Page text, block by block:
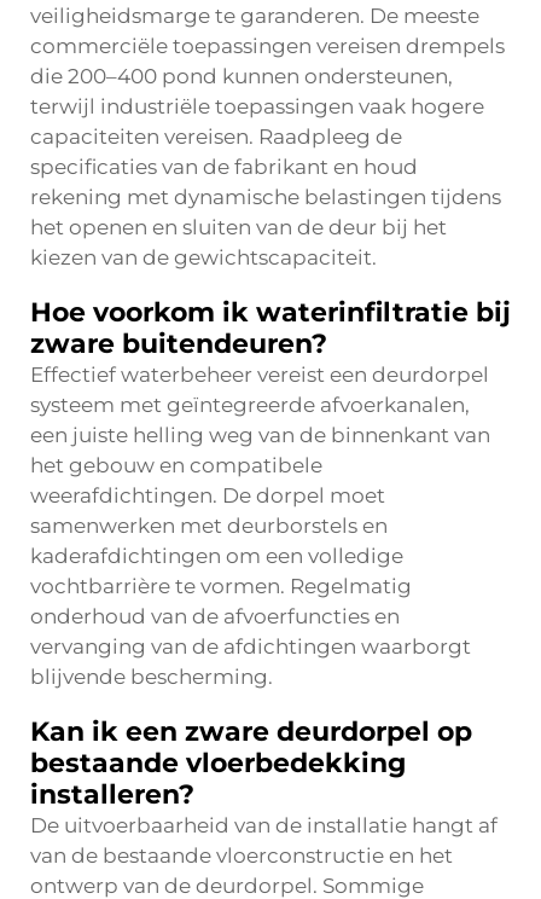
veiligheidsmarge te garanderen. De meeste
commerciële toepassingen vereisen drempels
die 200–400 pond kunnen ondersteunen,
terwijl industriële toepassingen vaak hogere
capaciteiten vereisen. Raadpleeg de
specificaties van de fabrikant en houd
rekening met dynamische belastingen tijdens
het openen en sluiten van de deur bij het
kiezen van de gewichtscapaciteit.
Hoe voorkom ik waterinfiltratie bij
zware buitendeuren?
Effectief waterbeheer vereist een deurdorpel
systeem met geïntegreerde afvoerkanalen,
een juiste helling weg van de binnenkant van
het gebouw en compatibele
weerafdichtingen. De dorpel moet
samenwerken met deurborstels en
kaderafdichtingen om een volledige
vochtbarrière te vormen. Regelmatig
onderhoud van de afvoerfuncties en
vervanging van de afdichtingen waarborgt
blijvende bescherming.
Kan ik een zware deurdorpel op
bestaande vloerbedekking
installeren?
De uitvoerbaarheid van de installatie hangt af
van de bestaande vloerconstructie en het
ontwerp van de deurdorpel. Sommige